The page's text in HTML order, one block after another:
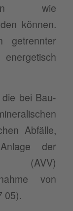
wie
können.
getrennter
bei Bau-
Abfälle,
der
(AVV)
von
05).